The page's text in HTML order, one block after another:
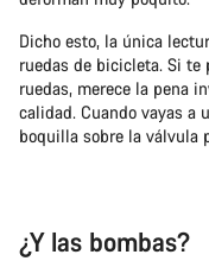
Dicho esto, la única
ruedas de bicicleta. Si te
ruedas, merece la pena
calidad. Cuando vayas a
boquilla sobre la válvula
¿Y las bombas?